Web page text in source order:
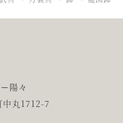
陽々
丸1712-7